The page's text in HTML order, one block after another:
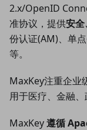
2.x/OpenID
准协议，提供安
份认证(AM)、单
等。
MaxKey注重企业
用于医疗、金融、
MaxKey遵循